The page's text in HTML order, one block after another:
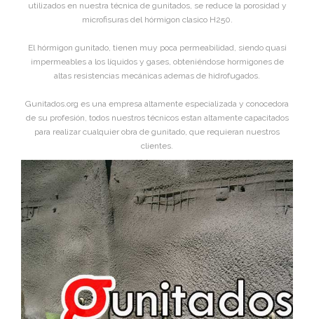
utilizados en nuestra técnica de gunitados, se reduce la porosidad y
microfisuras del hórmigon clasico H250.
El hórmigon gunitado, tienen muy poca permeabilidad, siendo quasi
impermeables a los líquidos y gases, obteniéndose hormigones de
altas resistencias mecánicas ademas de hidrofugados.
Gunitados.org es una empresa altamente especializada y conocedora
de su profesión, todos nuestros técnicos estan altamente capacitados
para realizar cualquier obra de gunitado, que requieran nuestros
clientes.